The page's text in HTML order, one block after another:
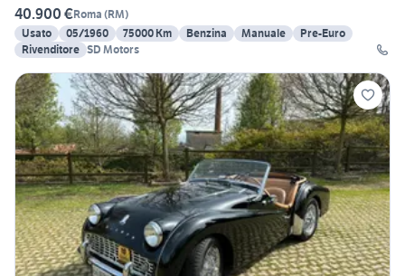
40.900 €Roma (RM)
Usato
05/1960 75000 Km Benzina Manuale
Pre-Euro
Rivenditore SD Motors